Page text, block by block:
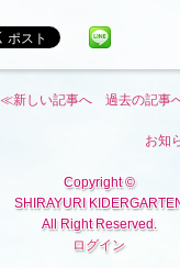
≪新しい記事へ 過去の記事
お知
Copyright ©
SHIRAYURI
All Right Reserved.
ログイン